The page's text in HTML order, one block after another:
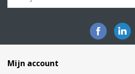
Mijn account